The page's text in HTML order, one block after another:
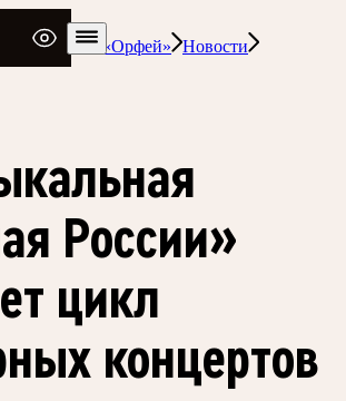
музыки «Орфей»
Новости
России»
цикл
концертов